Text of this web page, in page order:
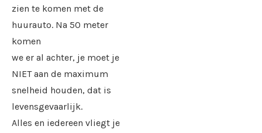
zien te komen met de
huurauto. Na 50 meter
komen
we er al achter, je moet je
NIET aan de maximum
snelheid houden, dat is
levensgevaarlijk.
Alles en iedereen vliegt je